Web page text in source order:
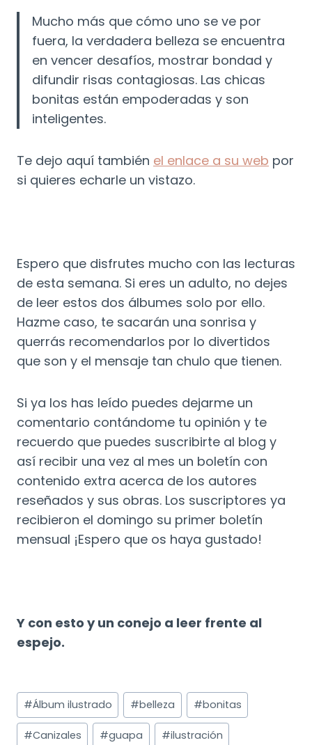
Mucho más que cómo uno se ve por
fuera, la verdadera belleza se encuentra
en vencer desafíos, mostrar bondad y
difundir risas contagiosas. Las chicas
bonitas están empoderadas y son
inteligentes.
Te dejo aquí también el enlace a su web por
si quieres echarle un vistazo.
Espero que disfrutes mucho con las lecturas
de esta semana. Si eres un adulto, no dejes
de leer estos dos álbumes solo por ello.
Hazme caso, te sacarán una sonrisa y
querrás recomendarlos por lo divertidos
que son y el mensaje tan chulo que tienen.
Si ya los has leído puedes dejarme un
comentario contándome tu opinión y te
recuerdo que puedes suscribirte al blog y
así recibir una vez al mes un boletín con
contenido extra acerca de los autores
reseñados y sus obras. Los suscriptores ya
recibieron el domingo su primer boletín
mensual ¡Espero que os haya gustado!
Y con esto y un conejo a leer frente al
espejo.
Etiquetas
de
la
#Álbum ilustrado #belleza #bonitas
#Canizales #guapa #ilustración